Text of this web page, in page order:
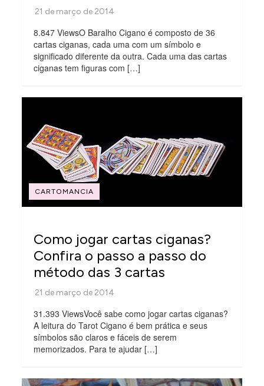
8.847 ViewsO Baralho Cigano é composto de 36
cartas ciganas, cada uma com um símbolo e
significado diferente da outra. Cada uma das cartas
ciganas tem figuras com […]
CARTOMANCIA
Como jogar cartas ciganas?
Confira o passo a passo do
método das 3 cartas
31.393 ViewsVocê sabe como jogar cartas ciganas?
A leitura do Tarot Cigano é bem prática e seus
símbolos são claros e fáceis de serem
memorizados. Para te ajudar […]